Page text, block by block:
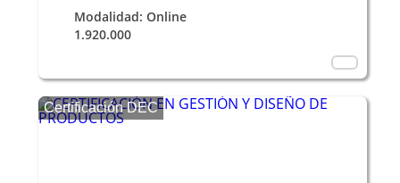
Modalidad: Online
1.920.000
Certificación DEC